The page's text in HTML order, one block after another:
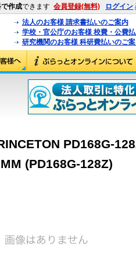
作成できます 会員登録(無料) ログイン
法人のお客様 請求書払いのご案内
学校・官公庁のお客様 校費・公費
研究機関のお客様 科研費払いのご
PD168G-
(PD168G-128Z)